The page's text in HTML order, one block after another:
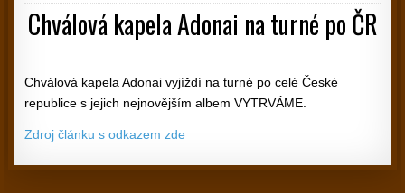
Chválová kapela Adonai na turné po ČR
Chválová kapela Adonai vyjíždí na turné po celé České
republice s jejich nejnovějším albem VYTRVÁME.
Zdroj článku s odkazem zde